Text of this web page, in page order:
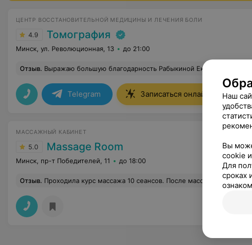
ЦЕНТР ВОССТАНОВИТЕЛЬНОЙ МЕДИЦИНЫ И ЛЕЧЕНИЯ БОЛИ
4.9 Томография
Минск, ул. Революционная, 13 до 21:00
Отзыв. Выражаю большую благодарность Рабыкиной Екатерине Геннадьевне, за отлично проведенное обследование. Врач большой профессионал своего дела! Очень
Telegram Записаться онлайн
МАССАЖНЫЙ КАБИНЕТ
5.0 Massage Room
Минск, пр-т Победителей, 11 до 18:00
Отзыв. Проходила курс массажа 10 сеансов. После массажа стала чувствовать себя гораздо лучше, прошла зажатость в
Наш
Вы
cookie
Для
сроках